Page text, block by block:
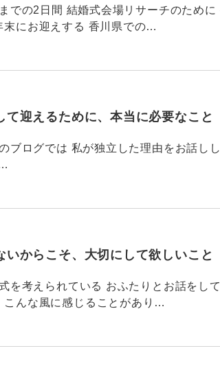
の2日間 結婚式会場リサーチのために
にお迎えする 香川県での…
て迎えるために、本当に必要なこと
ログでは 私が独立した理由をお話し
いからこそ、大切にして欲しいこと
考えられている おふたりとお話をし
んな風に感じることがあり…